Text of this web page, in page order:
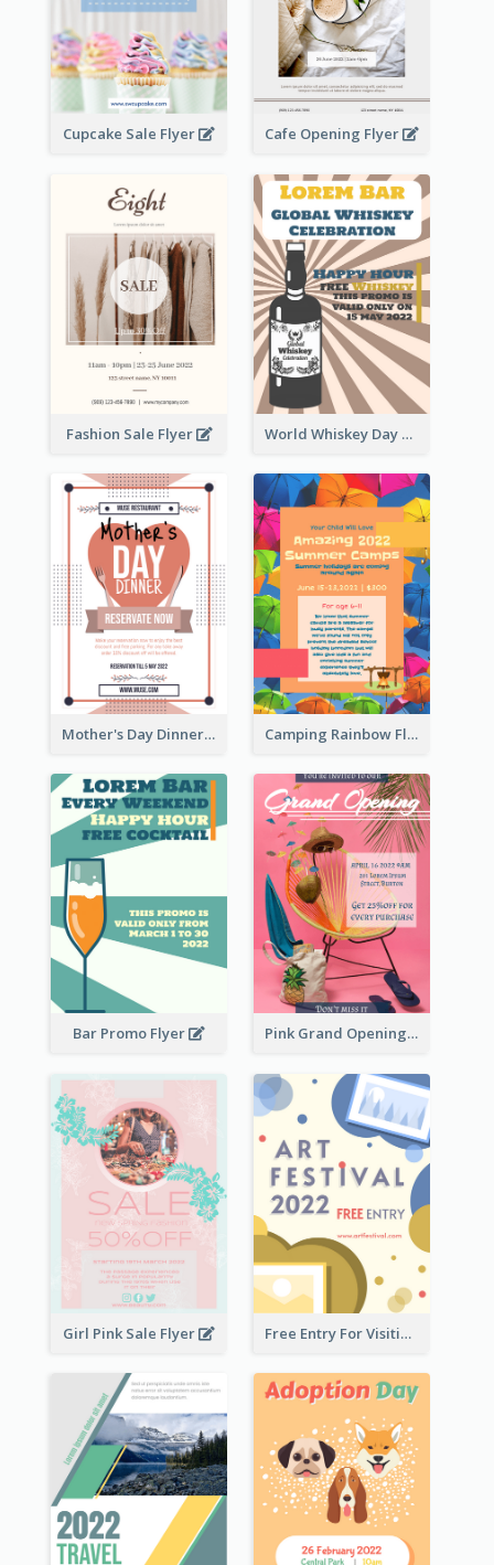
Cupcake Sale Flyer Cafe Opening Flyer
Fashion Sale Flyer World Whiskey Day Promotion Flyer
Mother's Day Dinner Promotion Flyer Camping Rainbow Flyer
Bar Promo Flyer Pink Grand Opening Flyer
Girl Pink Sale Flyer Free Entry For Visiting Art Fest Flyer